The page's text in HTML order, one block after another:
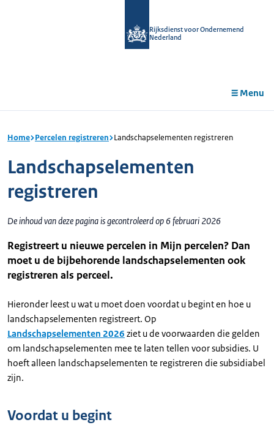
Rijksdienst voor Ondernemend
Nederland
Menu
Home Percelen registreren Landschapselementen registreren
Landschapselementen
registreren
De inhoud van deze pagina is gecontroleerd op 6 februari 2026
Registreert u nieuwe percelen in Mijn percelen? Dan
moet u de bijbehorende landschapselementen ook
registreren als perceel.
Hieronder leest u wat u moet doen voordat u begint en hoe u
landschapselementen registreert. Op
Landschapselementen 2026 ziet u de voorwaarden die gelden
om landschapselementen mee te laten tellen voor subsidies. U
hoeft alleen landschapselementen te registreren die subsidiabel
zijn.
Voordat u begint